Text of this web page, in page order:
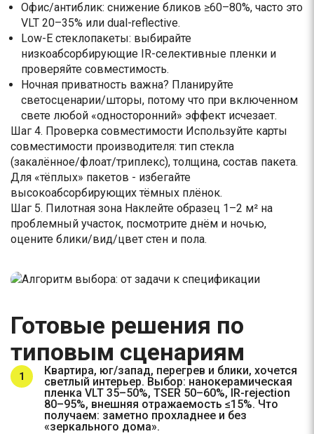
Офис/антиблик: снижение бликов ≥60–80%, часто это
VLT 20–35% или dual-reflective.
Low-E стеклопакеты: выбирайте
низкоабсорбирующие IR-селективные пленки и
проверяйте совместимость.
Ночная приватность важна? Планируйте
светосценарии/шторы, потому что при включенном
свете любой «односторонний» эффект исчезает.
Шаг 4. Проверка совместимости Используйте карты
совместимости производителя: тип стекла
(закалённое/флоат/триплекс), толщина, состав пакета.
Для «тёплых» пакетов - избегайте
высокоабсорбирующих тёмных плёнок.
Шаг 5. Пилотная зона Наклейте образец 1–2 м² на
проблемный участок, посмотрите днём и ночью,
оцените блики/вид/цвет стен и пола.
Готовые решения по
типовым сценариям
Квартира, юг/запад, перегрев и блики, хочется
светлый интерьер. Выбор: нанокерамическая
пленка VLT 35–50%, TSER 50–60%, IR-rejection
80–95%, внешняя отражаемость ≤15%. Что
получаем: заметно прохладнее и без
«зеркального дома».